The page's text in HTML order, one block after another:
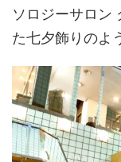
ソロジーサロン
た七夕飾りのよ